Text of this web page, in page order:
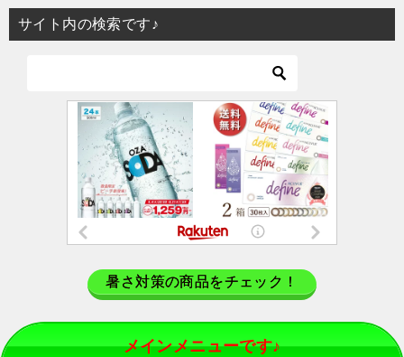
サイト内の検索です♪
暑さ対策の商品をチェック！
メインメニューです♪